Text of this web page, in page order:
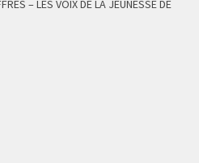
– LES VOIX DE LA JEUNESSE DE